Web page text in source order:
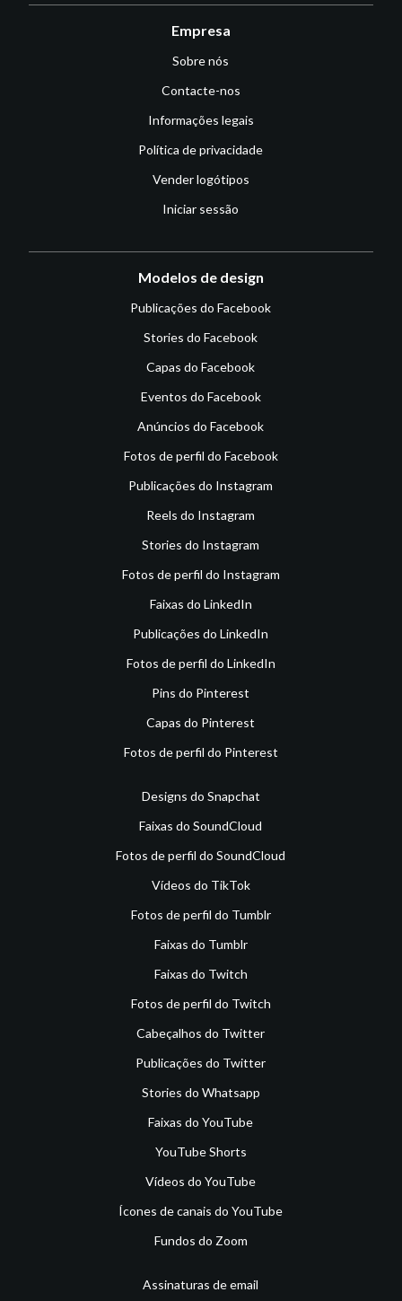
Empresa
Sobre nós
Contacte-nos
Informações legais
Política de privacidade
Vender logótipos
Iniciar sessão
Modelos de design
Publicações do Facebook
Stories do Facebook
Capas do Facebook
Eventos do Facebook
Anúncios do Facebook
Fotos de perfil do Facebook
Publicações do Instagram
Reels do Instagram
Stories do Instagram
Fotos de perfil do Instagram
Faixas do LinkedIn
Publicações do LinkedIn
Fotos de perfil do LinkedIn
Pins do Pinterest
Capas do Pinterest
Fotos de perfil do Pinterest
Designs do Snapchat
Faixas do SoundCloud
Fotos de perfil do SoundCloud
Vídeos do TikTok
Fotos de perfil do Tumblr
Faixas do Tumblr
Faixas do Twitch
Fotos de perfil do Twitch
Cabeçalhos do Twitter
Publicações do Twitter
Stories do Whatsapp
Faixas do YouTube
YouTube Shorts
Vídeos do YouTube
Ícones de canais do YouTube
Fundos do Zoom
Assinaturas de email